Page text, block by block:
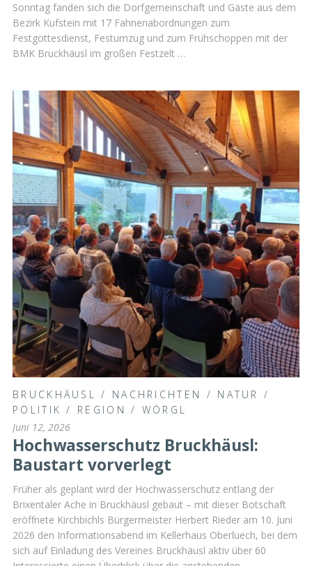
Sonntag fanden sich die Dorfgemeinschaft und Gäste aus dem
Bezirk Kufstein mit 17 Fahnenabordnungen zum
Festgottesdienst, Festumzug und zum Frühschoppen mit der
BMK Bruckhäusl im großen Festzelt …
BRUCKHÄUSL / NACHRICHTEN / NATUR
/
POLITIK / REGION / WÖRGL
Juni 12, 2026
Hochwasserschutz Bruckhäusl:
Baustart vorverlegt
Früher als geplant wird der Hochwasserschutz entlang der
Brixentaler Ache in Bruckhäusl gebaut – mit dieser Botschaft
eröffnete Kirchbichls Bürgermeister Herbert Rieder am 10. Juni
2026 den Informationsabend im Kellerhaus Oberluech, bei dem
sich auf Einladung des Vereines Bruckhäusl aktiv über 60